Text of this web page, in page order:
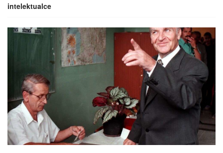
n
intelektualce